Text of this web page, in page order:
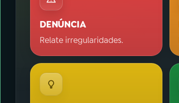
DENÚNCIA
Relate irregularidades.